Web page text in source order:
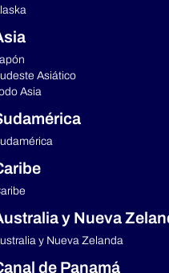
Asiático
Asia
y Nueva
y Nueva Zelanda
de Panamá